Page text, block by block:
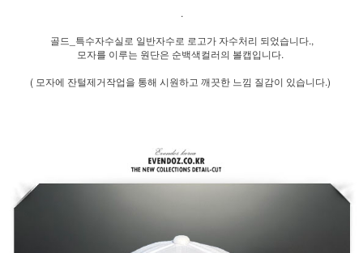
.
골드_특수자수실로 일반자수로 로고가 자수처리 되었습니다.,
모자를 이루는 원단은 순백색컬러의 볼캡입니다.
( 모자에 잔털제거작업을 통해 시원하고 깨끗한 느낌 질감이 있습니다.)